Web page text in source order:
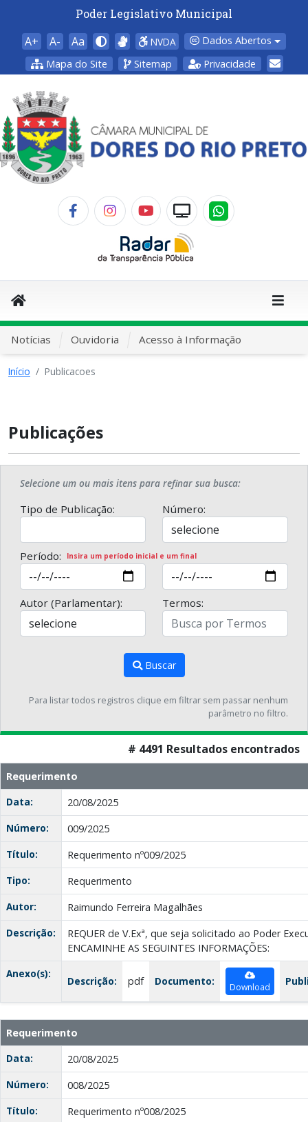
Poder Legislativo Municipal
A+ A- Aa NVDA
Dados Abertos
Mapa do Site
Sitemap Privacidade
Notícias Ouvidoria Acesso à Informação
Início Publicacoes
Publicações
Selecione um ou mais itens para refinar sua busca:
Tipo de Publicação: Número:
Período: Insira um período inicial e um final
Autor (Parlamentar): Termos:
Buscar
Para listar todos registros clique em filtrar sem passar nenhum
parâmetro no filtro.
# 4491 Resultados encontrados
Requerimento
Data:
20/08/2025
Número:
009/2025
Título:
Requerimento nº009/2025
Tipo:
Requerimento
Autor:
Raimundo Ferreira Magalhães
Descrição:
REQUER de V.Exª, que seja solicitado ao Poder
ENCAMINHE AS SEGUINTES INFORMAÇÕES:
Anexo(s):
Descrição: pdf Documento: Download
Requerimento
Data:
20/08/2025
Número:
008/2025
Título:
Requerimento nº008/2025